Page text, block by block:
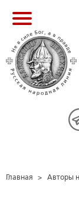
Главная > Авторы